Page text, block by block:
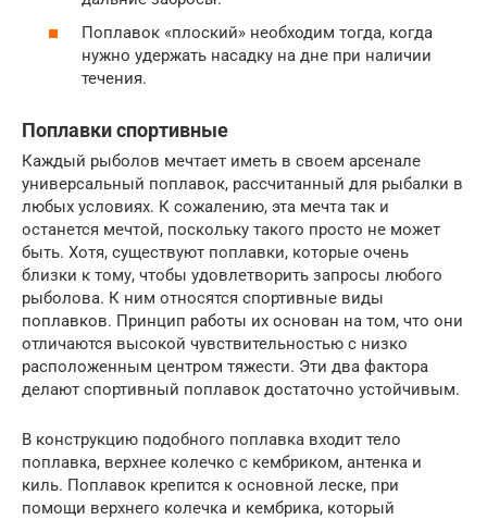
Поплавок «плоский» необходим тогда, когда
нужно удержать насадку на дне при наличии
течения.
Поплавки спортивные
Каждый рыболов мечтает иметь в своем арсенале
универсальный поплавок, рассчитанный для рыбалки в
любых условиях. К сожалению, эта мечта так и
останется мечтой, поскольку такого просто не может
быть. Хотя, существуют поплавки, которые очень
близки к тому, чтобы удовлетворить запросы любого
рыболова. К ним относятся спортивные виды
поплавков. Принцип работы их основан на том, что они
отличаются высокой чувствительностью с низко
расположенным центром тяжести. Эти два фактора
делают спортивный поплавок достаточно устойчивым.
В конструкцию подобного поплавка входит тело
поплавка, верхнее колечко с кембриком, антенка и
киль. Поплавок крепится к основной леске, при
помощи верхнего колечка и кембрика, который